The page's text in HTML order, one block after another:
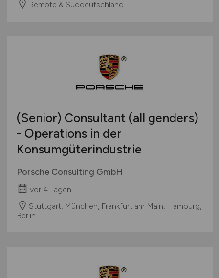
Remote & Süddeutschland
(Senior) Consultant (all genders)
- Operations in der
Konsumgüterindustrie
Porsche Consulting GmbH
vor 4 Tagen
Stuttgart, München, Frankfurt am Main, Hamburg,
Berlin